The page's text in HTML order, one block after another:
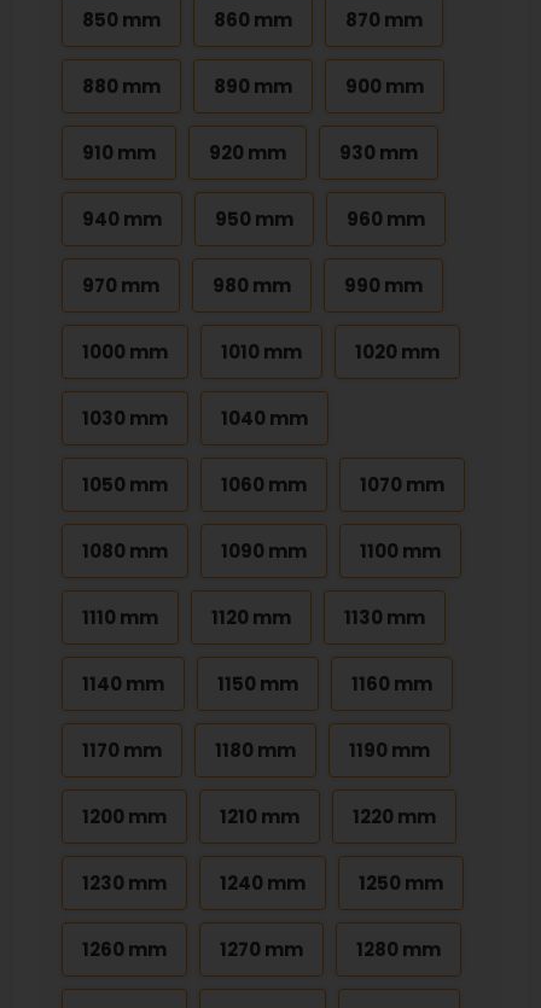
850 mm 860 mm 870 mm
880 mm 890 mm 900 mm
910 mm 920 mm 930 mm
940 mm 950 mm 960 mm
970 mm 980 mm 990 mm
1000 mm 1010 mm 1020 mm
1030 mm 1040 mm
1050 mm 1060 mm 1070 mm
1080 mm 1090 mm 1100 mm
1110 mm 1120 mm 1130 mm
1140 mm 1150 mm 1160 mm
1170 mm 1180 mm 1190 mm
1200 mm 1210 mm 1220 mm
1230 mm 1240 mm 1250 mm
1260 mm 1270 mm 1280 mm